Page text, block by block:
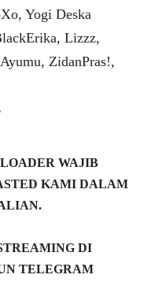
Yogi Deska
Lizzz,
ZidanPras!,
WAJIB
KAMI DALAM
DI
TELEGRAM